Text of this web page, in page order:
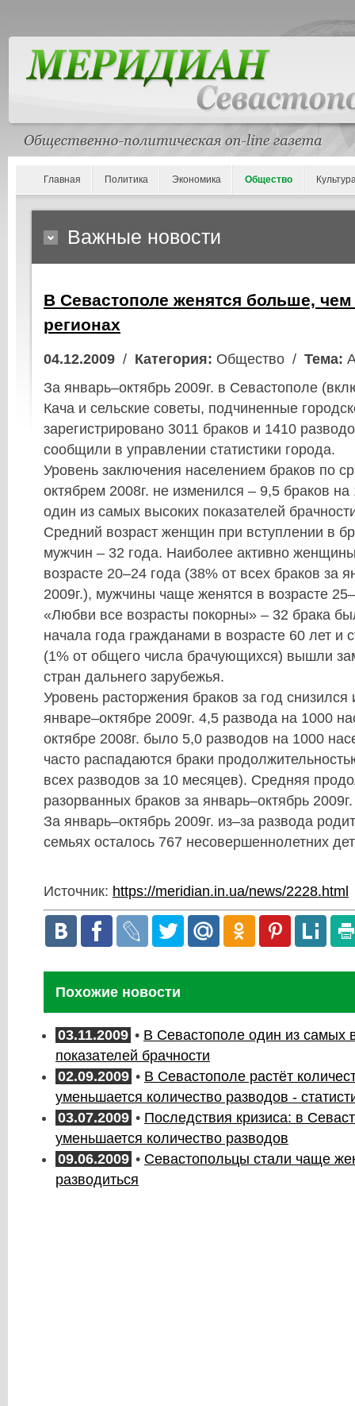
Главная Политика Экономика Общество
Важные новости
В Севастополе женятся больше, чем
регионах
04.12.2009 / Категория: Общество / Тема:
За январь–октябрь 2009г. в Севастополе
Кача и сельские советы, подчиненные
зарегистрировано 3011 браков и 1410
сообщили в управлении статистики города.
Уровень заключения населением браков по
октябрем 2008г. не изменился – 9,5 браков
один из самых высоких показателей
Средний возраст женщин при вступлении в
мужчин – 32 года. Наиболее активно
возрасте 20–24 года (38% от всех браков за
2009г.), мужчины чаще женятся в возрасте
«Любви все возрасты покорны» – 32 брака
начала года гражданами в возрасте 60 лет и
(1% от общего числа брачующихся) вышли
стран дальнего зарубежья.
Уровень расторжения браков за год снизился
январе–октябре 2009г. 4,5 развода на 1000
октябре 2008г. было 5,0 разводов на 1000
часто распадаются браки
всех разводов за 10 месяцев). Средняя
разорванных браков за январь–октябрь
За январь–октябрь 2009г. из–за развода
семьях осталось 767 несовершеннолетних
Источник: https://meridian.in.ua/news/2228.html
Похожие новости
03.11.2009 • В Севастополе один из самых
показателей брачности
02.09.2009 • В Севастополе растёт
уменьшается количество разводов -
03.07.2009 • Последствия кризиса: в
уменьшается количество разводов
09.06.2009 • Севастопольцы стали чаще
разводиться